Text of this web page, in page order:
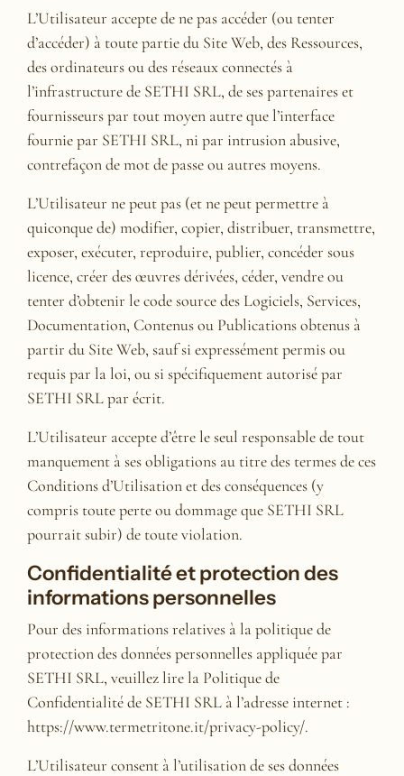
L’Utilisateur accepte de ne pas accéder (ou tenter
d’accéder) à toute partie du Site Web, des Ressources,
des ordinateurs ou des réseaux connectés à
l’infrastructure de SETHI SRL, de ses partenaires et
fournisseurs par tout moyen autre que l’interface
fournie par SETHI SRL, ni par intrusion abusive,
contrefaçon de mot de passe ou autres moyens.
L’Utilisateur ne peut pas (et ne peut permettre à
quiconque de) modifier, copier, distribuer, transmettre,
exposer, exécuter, reproduire, publier, concéder sous
licence, créer des œuvres dérivées, céder, vendre ou
tenter d’obtenir le code source des Logiciels, Services,
Documentation, Contenus ou Publications obtenus à
partir du Site Web, sauf si expressément permis ou
requis par la loi, ou si spécifiquement autorisé par
SETHI SRL par écrit.
L’Utilisateur accepte d’être le seul responsable de tout
manquement à ses obligations au titre des termes de ces
Conditions d’Utilisation et des conséquences (y
compris toute perte ou dommage que SETHI SRL
pourrait subir) de toute violation.
Confidentialité et protection des
informations personnelles
Pour des informations relatives à la politique de
protection des données personnelles appliquée par
SETHI SRL, veuillez lire la Politique de
Confidentialité de SETHI SRL à l’adresse internet :
https://www.termetritone.it/privacy-policy/.
L’Utilisateur consent à l’utilisation de ses données